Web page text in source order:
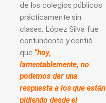
de los colegios públicos
prácticamente sin
clases, López Silva fue
contundente y confió
que “hoy,
lamentablemente, no
podemos dar una
respuesta a los que están
pidiendo desde el